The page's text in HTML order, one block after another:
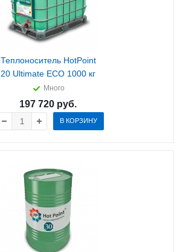
Теплоноситель HotPoint
20 Ultimate ECO 1000 кг
Много
197 720 руб.
В КОРЗИНУ